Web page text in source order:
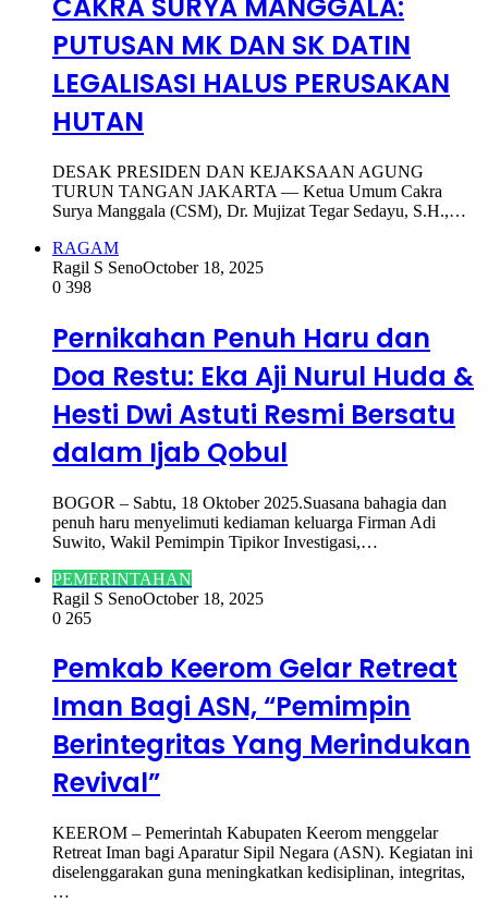
PUTUSAN MK DAN SK DATIN
LEGALISASI HALUS PERUSAKAN
HUTAN
DESAK PRESIDEN DAN KEJAKSAAN AGUNG
TURUN TANGAN JAKARTA — Ketua Umum Cakra
Surya Manggala (CSM), Dr. Mujizat Tegar Sedayu, S.H.,…
RAGAM
Ragil S SenoOctober 18, 2025
0 398
Pernikahan Penuh Haru dan
Doa Restu: Eka Aji Nurul Huda &
Hesti Dwi Astuti Resmi Bersatu
dalam Ijab Qobul
BOGOR – Sabtu, 18 Oktober 2025.Suasana bahagia dan
penuh haru menyelimuti kediaman keluarga Firman Adi
Suwito, Wakil Pemimpin Tipikor Investigasi,…
PEMERINTAHAN
Ragil S SenoOctober 18, 2025
0 265
Pemkab Keerom Gelar Retreat
Iman Bagi ASN, “Pemimpin
Berintegritas Yang Merindukan
Revival”
KEEROM – Pemerintah Kabupaten Keerom menggelar
Retreat Iman bagi Aparatur Sipil Negara (ASN). Kegiatan ini
diselenggarakan guna meningkatkan kedisiplinan, integritas,
…